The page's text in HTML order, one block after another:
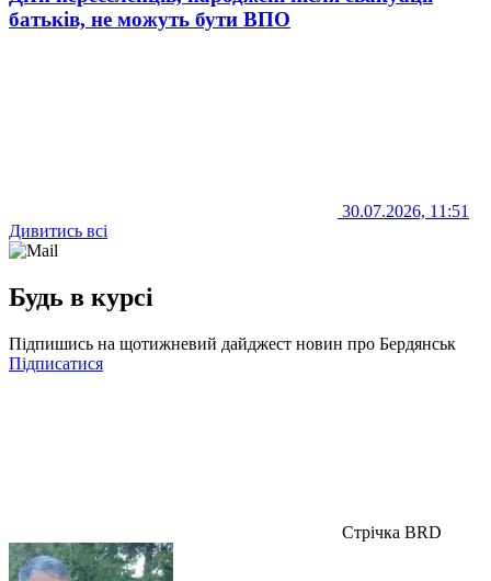
батьків, не можуть бути ВПО
30.07.2026, 11:51
Дивитись всі
Будь в курсі
Підпишись на щотижневий дайджест новин про Бердянськ
Підписатися
Стрічка BRD